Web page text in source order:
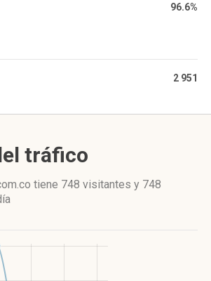
96.6%
2 951
tráfico
tiene 748 visitantes y 748